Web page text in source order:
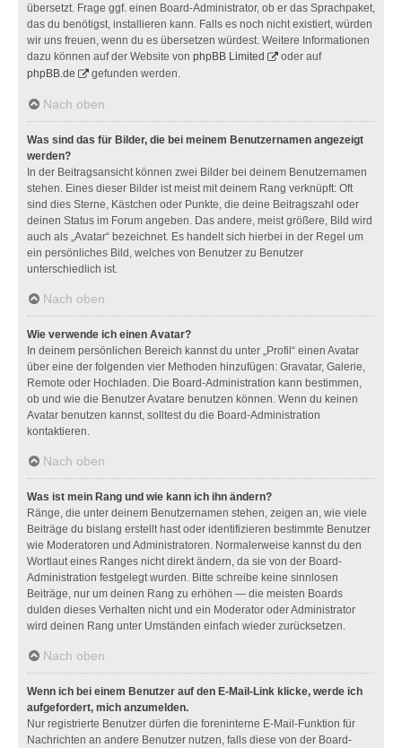
übersetzt. Frage ggf. einen Board-Administrator, ob er das Sprachpaket,
das du benötigst, installieren kann. Falls es noch nicht existiert, würden
wir uns freuen, wenn du es übersetzen würdest. Weitere Informationen
dazu können auf der Website von phpBB Limited
oder auf
phpBB.de
gefunden werden.
Nach oben
Was sind das für Bilder, die bei meinem Benutzernamen angezeigt
werden?
In der Beitragsansicht können zwei Bilder bei deinem Benutzernamen
stehen. Eines dieser Bilder ist meist mit deinem Rang verknüpft: Oft
sind dies Sterne, Kästchen oder Punkte, die deine Beitragszahl oder
deinen Status im Forum angeben. Das andere, meist größere, Bild wird
auch als „Avatar“ bezeichnet. Es handelt sich hierbei in der Regel um
ein persönliches Bild, welches von Benutzer zu Benutzer
unterschiedlich ist.
Nach oben
Wie verwende ich einen Avatar?
In deinem persönlichen Bereich kannst du unter „Profil“ einen Avatar
über eine der folgenden vier Methoden hinzufügen: Gravatar, Galerie,
Remote oder Hochladen. Die Board-Administration kann bestimmen,
ob und wie die Benutzer Avatare benutzen können. Wenn du keinen
Avatar benutzen kannst, solltest du die Board-Administration
kontaktieren.
Nach oben
Was ist mein Rang und wie kann ich ihn ändern?
Ränge, die unter deinem Benutzernamen stehen, zeigen an, wie viele
Beiträge du bislang erstellt hast oder identifizieren bestimmte Benutzer
wie Moderatoren und Administratoren. Normalerweise kannst du den
Wortlaut eines Ranges nicht direkt ändern, da sie von der Board-
Administration festgelegt wurden. Bitte schreibe keine sinnlosen
Beiträge, nur um deinen Rang zu erhöhen — die meisten Boards
dulden dieses Verhalten nicht und ein Moderator oder Administrator
wird deinen Rang unter Umständen einfach wieder zurücksetzen.
Nach oben
Wenn ich bei einem Benutzer auf den E-Mail-Link klicke, werde ich
aufgefordert, mich anzumelden.
Nur registrierte Benutzer dürfen die foreninterne E-Mail-Funktion für
Nachrichten an andere Benutzer nutzen, falls diese von der Board-